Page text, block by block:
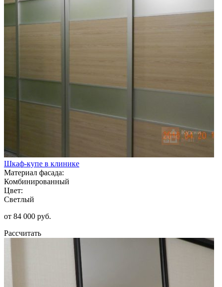
Шкаф-купе в клинике
Материал фасада:
Комбинированный
Цвет:
Светлый
от 84 000 руб.
Рассчитать